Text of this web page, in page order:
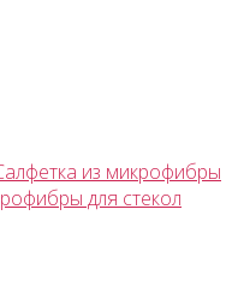
из микрофибры
для стекол